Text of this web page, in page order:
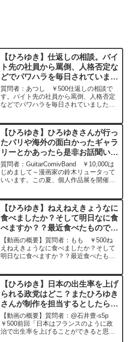
【ひろゆき】仕返しの相談。バイ
ト先の社員から罵倒、人格否定な
どでパワハラを毎日されていまし
た。罵倒している録音あり。一矢
報いれないでしょうか？ー ひろ
ゆき切り抜き 20240310
質問者：あつし ￥500仕返しの相談で
す。バイト先の社員から罵倒、人格否定
などでパワハラを毎日されていました。
り、これを使って会社やその社員に一矢
報いれないでしょうか？ひろゆきさんの
対応策を伺いたいです。忘れるべきなら
諦めます。元動画：パートタイム、フル
タイム、エクストラタイム。Nina Blanca
を呑みながら 2024/03/10 D21
https://www.youtube.com/watch?
v=wBbQ9cp_Mx8***************************
せられた質問について、一問一答形式に
してみました。過去にこんな質問してる
かな？と気になったことがあれば、下記
のサイトから検索してみてください。
https://hiroyuki-ziten.com/できるだけ、
多くの質問を今後も編集し、アップロー
ドしていきますので、使いやすいと感じ
て頂けたら、いいね！やチャンネル登録
【ひろゆき】ひろゆきさんが行っ
たパリや海外の面白かったギャラ
リーとかあったら是非お話聞いて
みたいです。ー ひろゆき切り抜
き 20240509
質問者：GuitarComivBand ￥10,000は
じめまして～漫画家の鈴木リュータって
いいます。この夏、個人作品展を開催す
リーとかあったら是非お話聞いてみたい
です...
【ひろゆき】ねえねえきょうなに
食べましたか？そして明日なに食
べますか？？最近食べたものでお
いしかったもの何ですか？ー ひ
ろゆき切り抜き 20250625
【動画の概要】質問者：もも ￥500ね
えねえきょうなに食べましたか？そして
明日なに食べますか？？最近食べたもの
訓。Bière de Meaux W23 ひろゆ
きさ...
【ひろゆき】日本の出生率を上げ
られる政党はどこ？またひろゆき
さんが制作を担当するとしたら何
をしますか？ー ひろゆき切り抜
き 202051129
【動画の概要】質問者：@石井豊-s5p
￥500前回「日本はフランスのように政
治で出生率を上げることができると思い